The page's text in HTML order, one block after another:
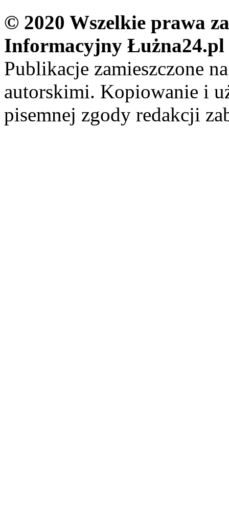
© 2020 Wszelkie prawa
Informacyjny Łużna24.pl
Publikacje zamieszczone
autorskimi. Kopiowanie i
pisemnej zgody redakcji